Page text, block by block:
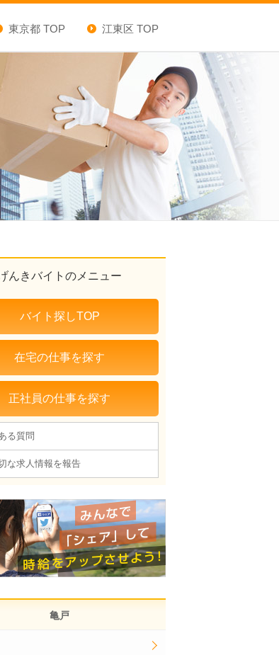
東京都 TOP 江東区 TOP
んきバイトのメニュー
バイト探しTOP
在宅の仕事を探す
正社員の仕事を探す
る質問
な求人情報を報告
亀戸